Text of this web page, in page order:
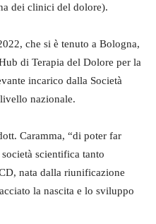
dei clinici del dolore).
che si è tenuto a Bologna,
di Terapia del Dolore per la
incarico dalla Società
nazionale.
Caramma, “di poter far
scientifica tanto
nata dalla riunificazione
la nascita e lo sviluppo